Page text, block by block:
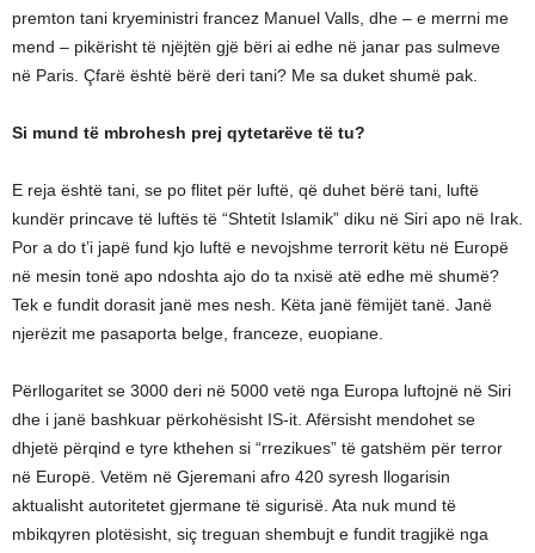
premton tani kryeministri francez Manuel Valls, dhe – e merrni me
mend – pikërisht të njëjtën gjë bëri ai edhe në janar pas sulmeve
në Paris. Çfarë është bërë deri tani? Me sa duket shumë pak.
Si mund të mbrohesh prej qytetarëve të tu?
E reja është tani, se po flitet për luftë, që duhet bërë tani, luftë
kundër princave të luftës të “Shtetit Islamik” diku në Siri apo në Irak.
Por a do t’i japë fund kjo luftë e nevojshme terrorit këtu në Europë
në mesin tonë apo ndoshta ajo do ta nxisë atë edhe më shumë?
Tek e fundit dorasit janë mes nesh. Këta janë fëmijët tanë. Janë
njerëzit me pasaporta belge, franceze, euopiane.
Përllogaritet se 3000 deri në 5000 vetë nga Europa luftojnë në Siri
dhe i janë bashkuar përkohësisht IS-it. Afërsisht mendohet se
dhjetë përqind e tyre kthehen si “rrezikues” të gatshëm për terror
në Europë. Vetëm në Gjeremani afro 420 syresh llogarisin
aktualisht autoritetet gjermane të sigurisë. Ata nuk mund të
mbikqyren plotësisht, siç treguan shembujt e fundit tragjikë nga